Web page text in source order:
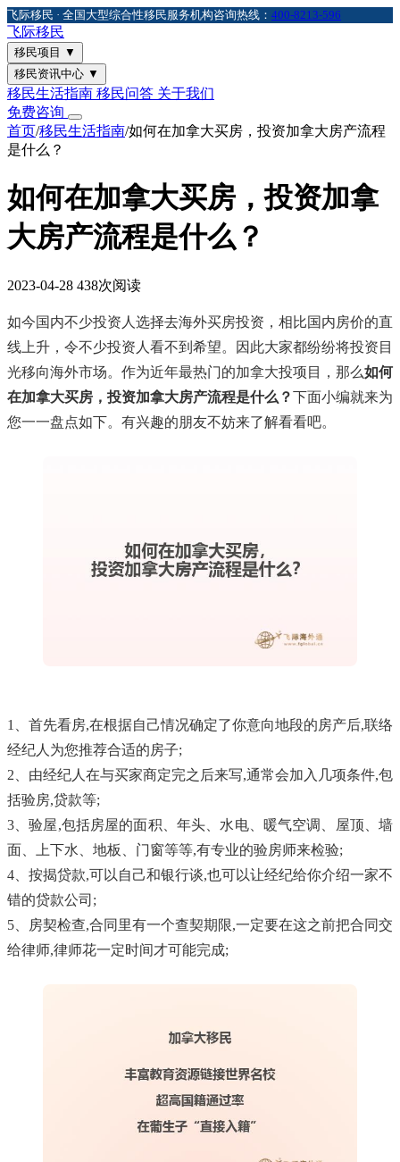
飞际移民 · 全国大型综合性移民服务机构咨询热线： 400-8213-596
飞际移民
移民项目 ▼
移民资讯中心 ▼
移民生活指南 移民问答 关于我们
免费咨询
首页/移民生活指南/如何在加拿大买房，投资加拿大房产流程
是什么？
如何在加拿大买房，投资加拿
大房产流程是什么？
2023-04-28 438次阅读
如今国内不少投资人选择去海外买房投资，相比国内房价的直
线上升，令不少投资人看不到希望。因此大家都纷纷将投资目
光移向海外市场。作为近年最热门的加拿大投项目，那么如何
在加拿大买房，投资加拿大房产流程是什么？下面小编就来为
您一一盘点如下。有兴趣的朋友不妨来了解看看吧。
1、首先看房,在根据自己情况确定了你意向地段的房产后,联络
经纪人为您推荐合适的房子;
2、由经纪人在与买家商定完之后来写,通常会加入几项条件,包
括验房,贷款等;
3、验屋,包括房屋的面积、年头、水电、暖气空调、屋顶、墙
面、上下水、地板、门窗等等,有专业的验房师来检验;
4、按揭贷款,可以自己和银行谈,也可以让经纪给你介绍一家不
错的贷款公司;
5、房契检查,合同里有一个查契期限,一定要在这之前把合同交
给律师,律师花一定时间才可能完成;